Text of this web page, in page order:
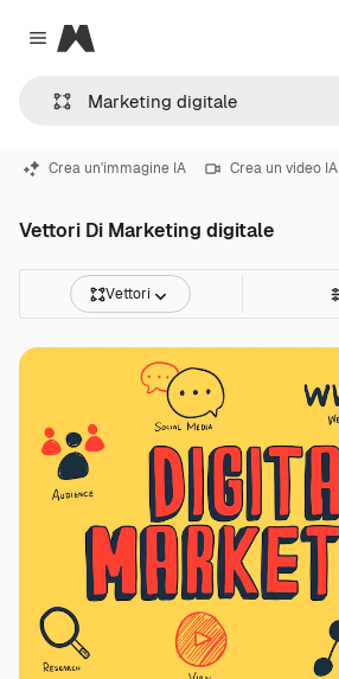
Close menu
Magnific
Crea un'immagine IA Crea un video IA
Vettori Di Marketing digitale
Vettori